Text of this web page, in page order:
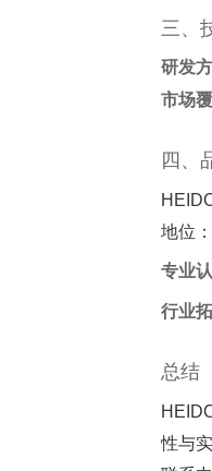
三、
研发
市场
四、
地位：
专业
行业
总结
性与